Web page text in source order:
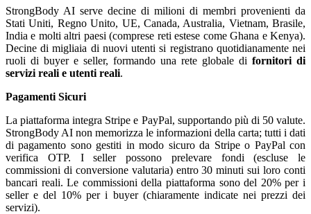
StrongBody AI serve decine di milioni di membri provenienti da
Stati Uniti, Regno Unito, UE, Canada, Australia, Vietnam, Brasile,
India e molti altri paesi (comprese reti estese come Ghana e Kenya).
Decine di migliaia di nuovi utenti si registrano quotidianamente nei
ruoli di buyer e seller, formando una rete globale di fornitori di
servizi reali e utenti reali.
Pagamenti Sicuri
La piattaforma integra Stripe e PayPal, supportando più di 50 valute.
StrongBody AI non memorizza le informazioni della carta; tutti i dati
di pagamento sono gestiti in modo sicuro da Stripe o PayPal con
verifica OTP. I seller possono prelevare fondi (escluse le
commissioni di conversione valutaria) entro 30 minuti sui loro conti
bancari reali. Le commissioni della piattaforma sono del 20% per i
seller e del 10% per i buyer (chiaramente indicate nei prezzi dei
servizi).